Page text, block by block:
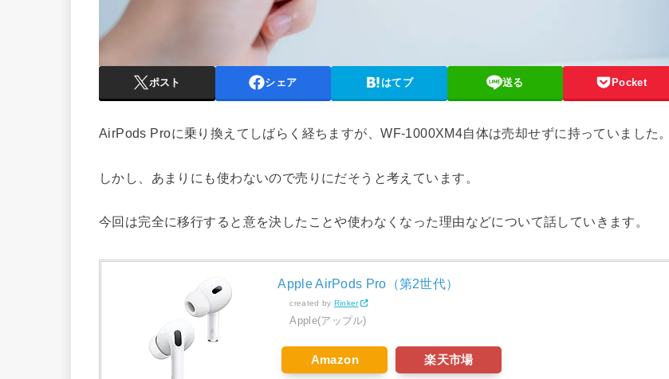
ポスト シェア はてブ 送る Pocket
AirPods Proに乗り換えてしばらく経ちますが、WF-1000XM4自体は売却せずに持っていました。
しかし、あまりにも使わないので売りにだそうと考えています。
今回は完全に移行すると意を決したことや使わなくなった理由などについて話していきます。
Apple AirPods Pro（第2世代） ​​​​​​​
created by Rinker
Apple(アップル)
Amazon 楽天市場